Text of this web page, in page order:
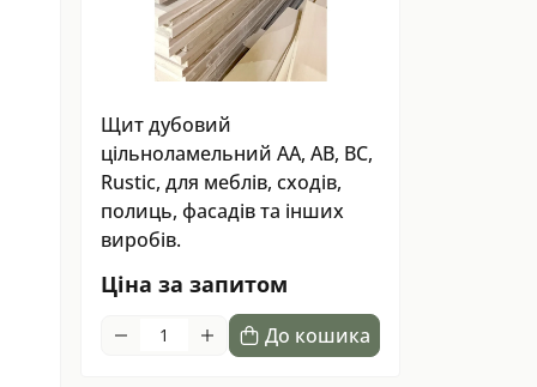
Щит дубовий
цільноламельний AA, AB, BC,
Rustic, для меблів, сходів,
полиць, фасадів та інших
виробів.
Ціна за запитом
До кошика